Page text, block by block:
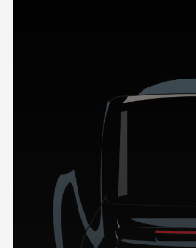
DÉCOUVREZ NOTRE